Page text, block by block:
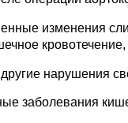
изменения
нарушения
заболевания